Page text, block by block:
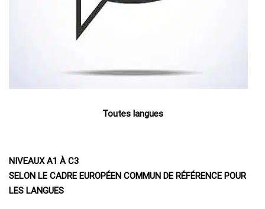
Toutes langues
NIVEAUX A1 À C3
SELON LE CADRE EUROPÉEN COMMUN DE RÉFÉRENCE POUR
LES LANGUES